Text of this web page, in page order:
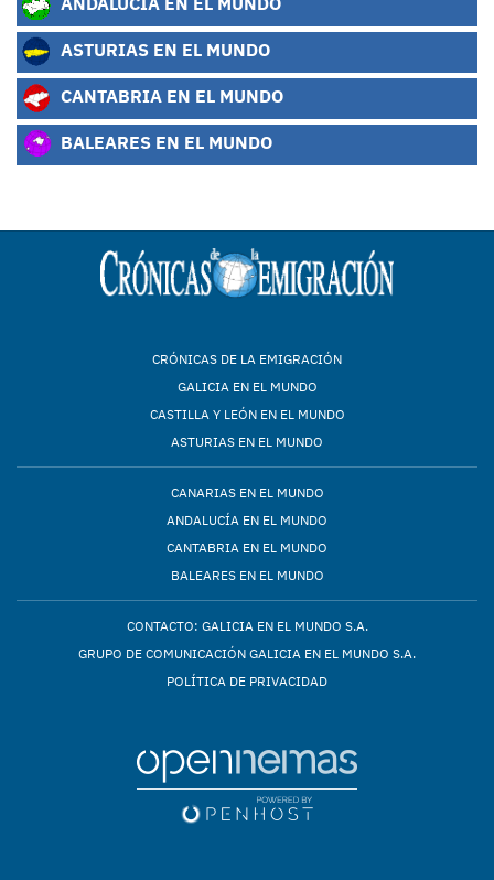
ASTURIAS EN EL MUNDO
CANTABRIA EN EL MUNDO
BALEARES EN EL MUNDO
CRÓNICAS DE LA EMIGRACIÓN
GALICIA EN EL MUNDO
CASTILLA Y LEÓN EN EL MUNDO
ASTURIAS EN EL MUNDO
CANARIAS EN EL MUNDO
ANDALUCÍA EN EL MUNDO
CANTABRIA EN EL MUNDO
BALEARES EN EL MUNDO
CONTACTO: GALICIA EN EL MUNDO S.A.
GRUPO DE COMUNICACIÓN GALICIA EN EL MUNDO S.A.
POLÍTICA DE PRIVACIDAD